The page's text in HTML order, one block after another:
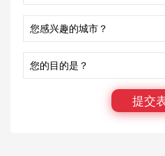
就连时下最in最
都被悉尼人
提交